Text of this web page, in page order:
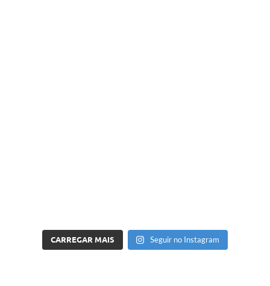
CARREGAR MAIS Seguir no Instagram